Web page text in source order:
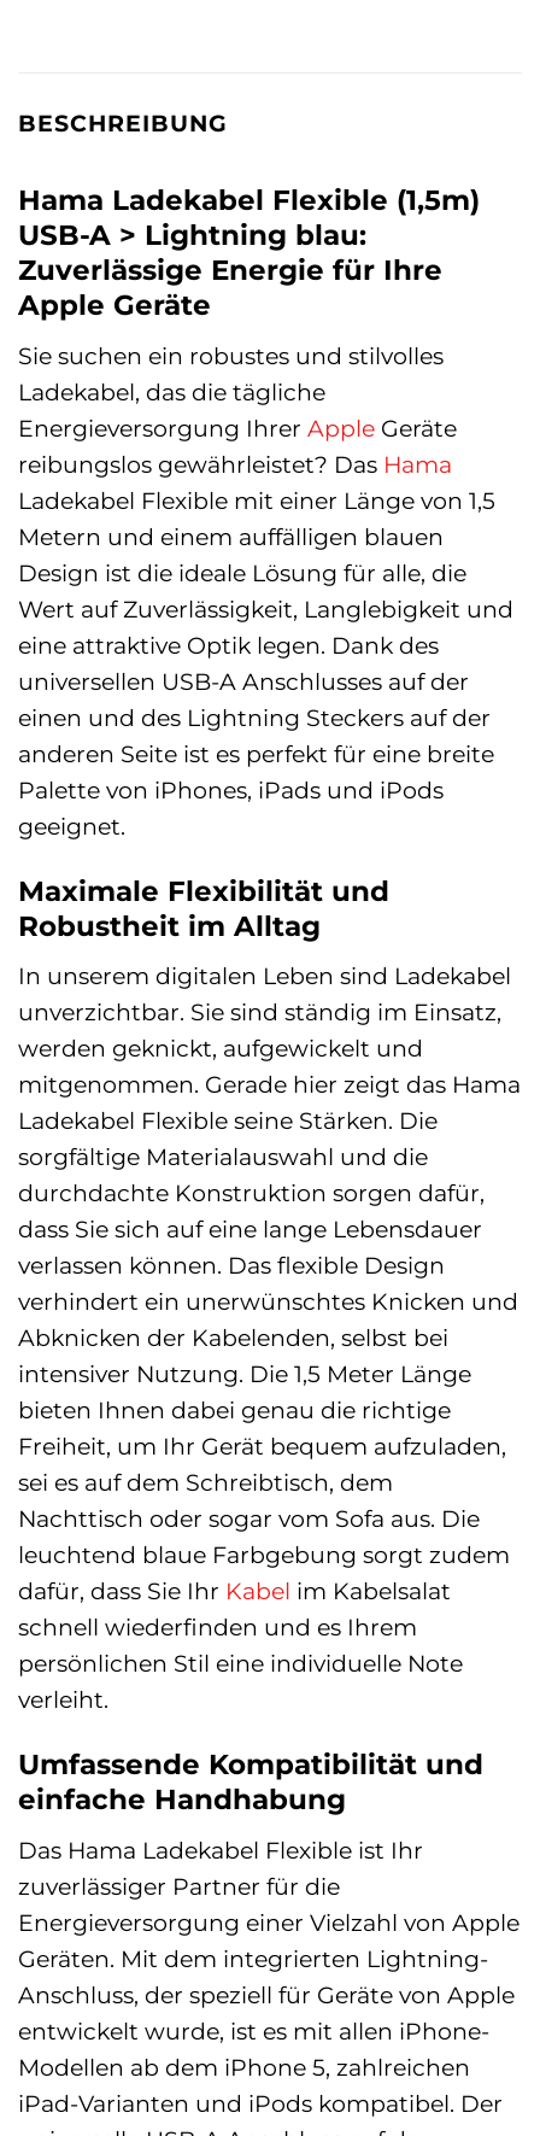
BESCHREIBUNG
Hama Ladekabel Flexible (1,5m)
USB-A > Lightning blau:
Zuverlässige Energie für Ihre
Apple Geräte
Sie suchen ein robustes und stilvolles
Ladekabel, das die tägliche
Energieversorgung Ihrer Apple Geräte
reibungslos gewährleistet? Das Hama
Ladekabel Flexible mit einer Länge von 1,5
Metern und einem auffälligen blauen
Design ist die ideale Lösung für alle, die
Wert auf Zuverlässigkeit, Langlebigkeit und
eine attraktive Optik legen. Dank des
universellen USB-A Anschlusses auf der
einen und des Lightning Steckers auf der
anderen Seite ist es perfekt für eine breite
Palette von iPhones, iPads und iPods
geeignet.
Maximale Flexibilität und
Robustheit im Alltag
In unserem digitalen Leben sind Ladekabel
unverzichtbar. Sie sind ständig im Einsatz,
werden geknickt, aufgewickelt und
mitgenommen. Gerade hier zeigt das Hama
Ladekabel Flexible seine Stärken. Die
sorgfältige Materialauswahl und die
durchdachte Konstruktion sorgen dafür,
dass Sie sich auf eine lange Lebensdauer
verlassen können. Das flexible Design
verhindert ein unerwünschtes Knicken und
Abknicken der Kabelenden, selbst bei
intensiver Nutzung. Die 1,5 Meter Länge
bieten Ihnen dabei genau die richtige
Freiheit, um Ihr Gerät bequem aufzuladen,
sei es auf dem Schreibtisch, dem
Nachttisch oder sogar vom Sofa aus. Die
leuchtend blaue Farbgebung sorgt zudem
dafür, dass Sie Ihr Kabel im Kabelsalat
schnell wiederfinden und es Ihrem
persönlichen Stil eine individuelle Note
verleiht.
Umfassende Kompatibilität und
einfache Handhabung
Das Hama Ladekabel Flexible ist Ihr
zuverlässiger Partner für die
Energieversorgung einer Vielzahl von Apple
Geräten. Mit dem integrierten Lightning-
Anschluss, der speziell für Geräte von Apple
entwickelt wurde, ist es mit allen iPhone-
Modellen ab dem iPhone 5, zahlreichen
iPad-Varianten und iPods kompatibel. Der